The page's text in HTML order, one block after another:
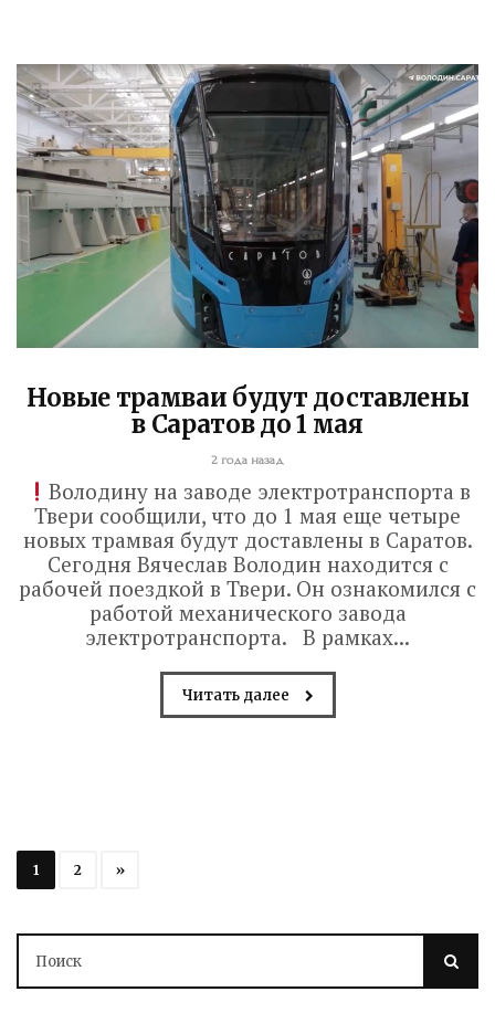
Новые трамваи будут доставлены
в Саратов до 1 мая
2 года назад
Володину на заводе электротранспорта в
Твери сообщили, что до 1 мая еще четыре
новых трамвая будут доставлены в Саратов.
Сегодня Вячеслав Володин находится с
рабочей поездкой в Твери. Он ознакомился с
работой механического завода
электротранспорта. В рамках...
Читать далее
1 2 »